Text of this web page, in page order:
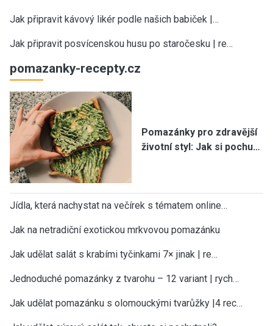
Jak připravit kávový likér podle našich babiček |…
Jak připravit posvícenskou husu po staročesku | re…
pomazanky-recepty.cz
Pomazánky pro zdravější
životní styl: Jak si pochu…
Jídla, která nachystat na večírek s tématem online…
Jak na netradiční exotickou mrkvovou pomazánku
Jak udělat salát s krabími tyčinkami 7× jinak | re…
Jednoduché pomazánky z tvarohu – 12 variant | rych…
Jak udělat pomazánku s olomouckými tvarůžky |4 rec…